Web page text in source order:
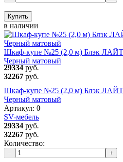
Купить
в наличии
Шкаф-купе №25 (2,0 м) Блэк ЛАЙТ
Черный матовый
29334 руб.
32267 руб.
Шкаф-купе №25 (2,0 м) Блэк ЛАЙТ
Черный матовый
Артикул: 0
SV-мебель
29334 руб.
32267 руб.
Количество:
− +